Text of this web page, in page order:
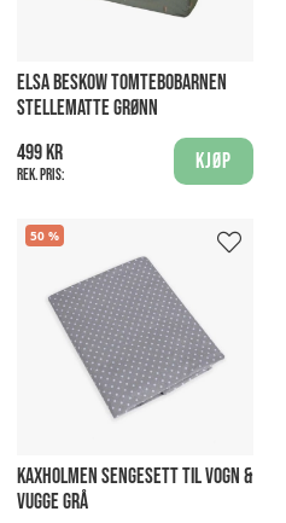
ELSA BESKOW TOMTEBOBARNEN
STELLEMATTE GRØNN
499 kr
Rek. pris:
Kjøp
50
KAXHOLMEN SENGESETT TIL VOGN &
VUGGE GRÅ